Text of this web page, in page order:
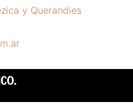
y Querandies